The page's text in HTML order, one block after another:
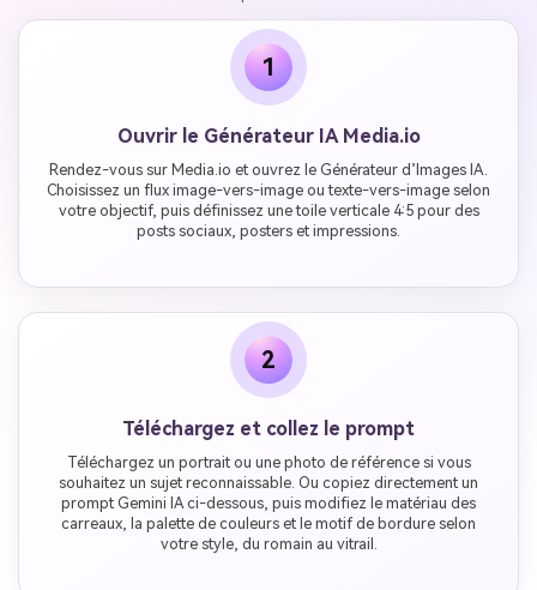
1
Ouvrir le Générateur IA Media.io
Rendez-vous sur Media.io et ouvrez le Générateur d’Images IA.
Choisissez un flux image-vers-image ou texte-vers-image selon
votre objectif, puis définissez une toile verticale 4:5 pour des
posts sociaux, posters et impressions.
2
Téléchargez et collez le prompt
Téléchargez un portrait ou une photo de référence si vous
souhaitez un sujet reconnaissable. Ou copiez directement un
prompt Gemini IA ci-dessous, puis modifiez le matériau des
carreaux, la palette de couleurs et le motif de bordure selon
votre style, du romain au vitrail.